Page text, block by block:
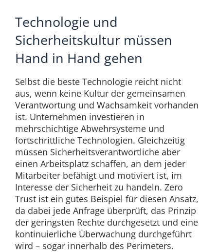
Technologie und
Sicherheitskultur müssen
Hand in Hand gehen
Selbst die beste Technologie reicht nicht
aus, wenn keine Kultur der gemeinsamen
Verantwortung und Wachsamkeit vorhanden
ist. Unternehmen investieren in
mehrschichtige Abwehrsysteme und
fortschrittliche Technologien. Gleichzeitig
müssen Sicherheitsverantwortliche aber
einen Arbeitsplatz schaffen, an dem jeder
Mitarbeiter befähigt und motiviert ist, im
Interesse der Sicherheit zu handeln. Zero
Trust ist ein gutes Beispiel für diesen Ansatz,
da dabei jede Anfrage überprüft, das Prinzip
der geringsten Rechte durchgesetzt und eine
kontinuierliche Überwachung durchgeführt
wird – sogar innerhalb des Perimeters.